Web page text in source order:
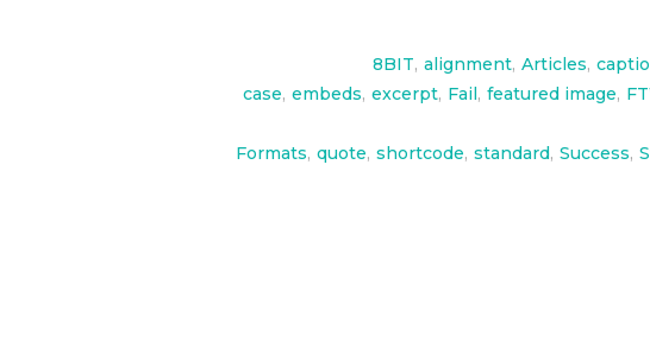
8BIT, alignment, Articles,
case, embeds, excerpt, Fail, featured image,
Formats, quote, shortcode, standard, Success,